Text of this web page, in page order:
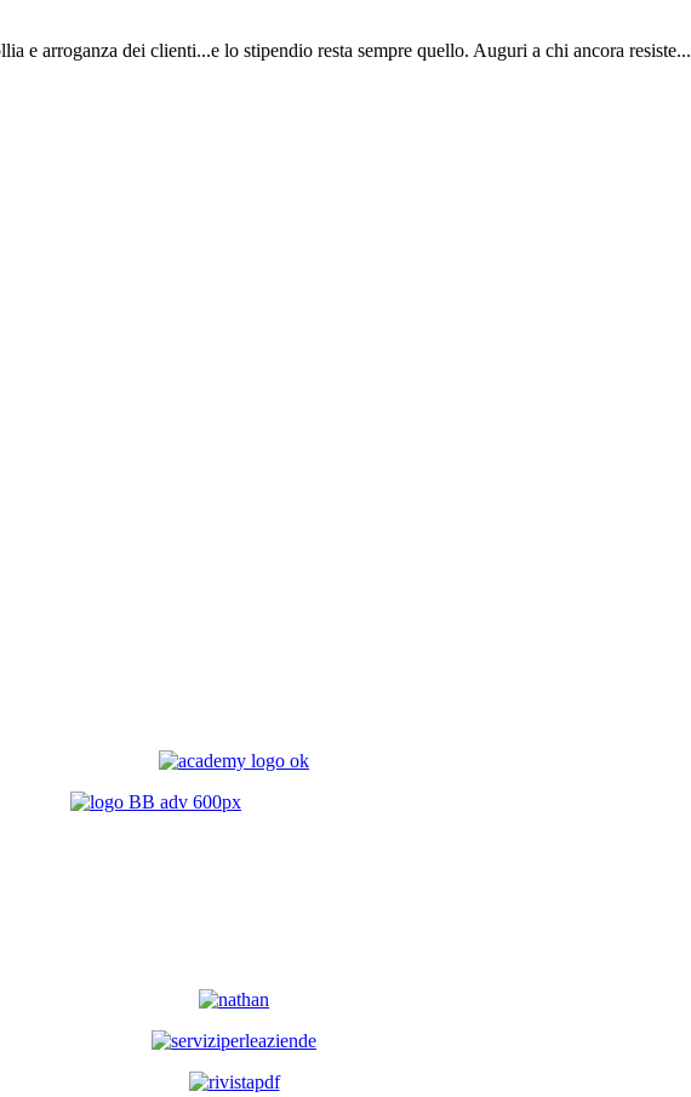
e arroganza dei clienti...e lo stipendio resta sempre quello. Auguri a chi ancora resiste...